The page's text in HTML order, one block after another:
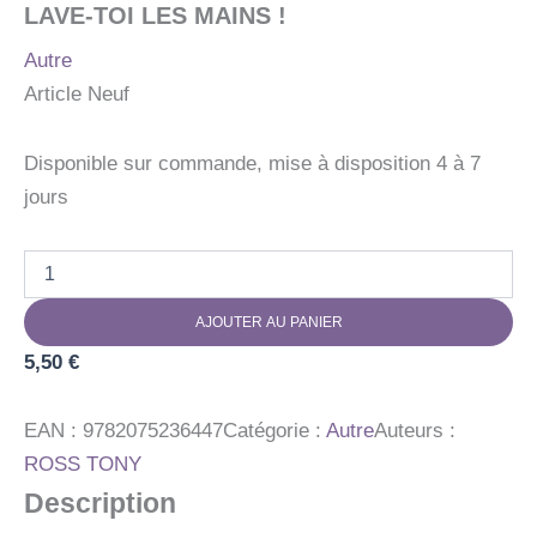
LAVE-TOI LES MAINS !
Autre
Article Neuf
Disponible sur commande, mise à disposition 4 à 7
jours
LAVE-
TOI
LES
AJOUTER AU PANIER
5,50 €
EAN : 9782075236447Catégorie : AutreAuteurs :
ROSS TONY
Description